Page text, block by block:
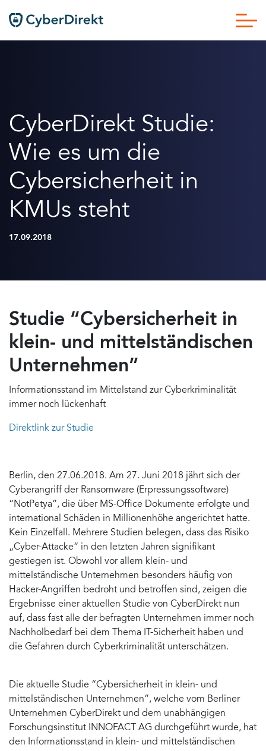
CyberDirekt Studie:
Wie es um die
Cybersicherheit in
KMUs steht
17.09.2018
Studie “Cybersicherheit in
klein- und mittelständischen
Unternehmen”
Informationsstand im Mittelstand zur Cyberkriminalität
immer noch lückenhaft
Direktlink zur Studie
Berlin, den 27.06.2018. Am 27. Juni 2018 jährt sich der
Cyberangriff der Ransomware (Erpressungssoftware)
“NotPetya”, die über MS-Office Dokumente erfolgte und
international Schäden in Millionenhöhe angerichtet hatte.
Kein Einzelfall. Mehrere Studien belegen, dass das Risiko
„Cyber-Attacke“ in den letzten Jahren signifikant
gestiegen ist. Obwohl vor allem klein- und
mittelständische Unternehmen besonders häufig von
Hacker-Angriffen bedroht und betroffen sind, zeigen die
Ergebnisse einer aktuellen Studie von CyberDirekt nun
auf, dass fast alle der befragten Unternehmen immer noch
Nachholbedarf bei dem Thema IT-Sicherheit haben und
die Gefahren durch Cyberkriminalität unterschätzen.
Die aktuelle Studie “Cybersicherheit in klein- und
mittelständischen Unternehmen”, welche vom Berliner
Unternehmen CyberDirekt und dem unabhängigen
Forschungsinstitut INNOFACT AG durchgeführt wurde, hat
den Informationsstand in klein- und mittelständischen